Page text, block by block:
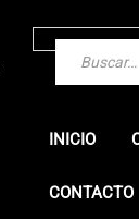
INICIO
CONTACTO